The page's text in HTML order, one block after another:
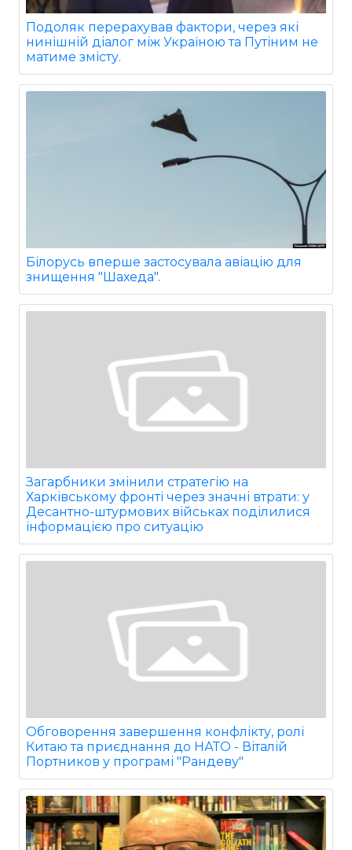
Подоляк перерахував фактори, через які
нинішній діалог між Україною та Путіним не
матиме змісту.
Білорусь вперше застосувала авіацію для
знищення "Шахеда".
Загарбники змінили стратегію на
Харківському фронті через значні втрати: у
Десантно-штурмових військах поділилися
інформацією про ситуацію
Обговорення завершення конфлікту, ролі
Китаю та приєднання до НАТО - Віталій
Портников у програмі "Рандеву"